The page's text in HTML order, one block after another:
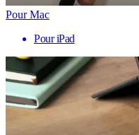
Pour Mac
Pour iPad